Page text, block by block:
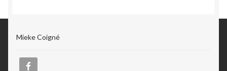
Mieke Coigné